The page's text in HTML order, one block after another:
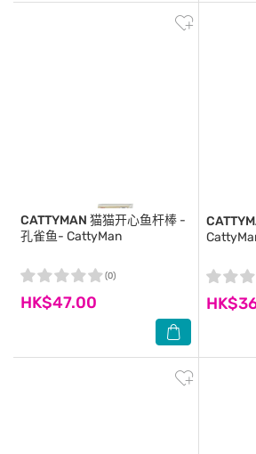
CATTYMAN 猫猫开心鱼杆棒 -
孔雀鱼- CattyMan
HK$47.00
(0)